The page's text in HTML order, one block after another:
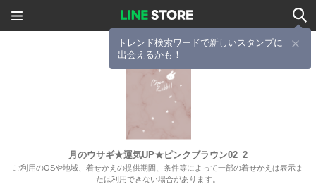
トレンド検索ワードで新しいスタンプに
出会えるかも！
月のウサギ★運気UP★ピンクブラウン02_2
ご利用のOSや地域、着せかえの提供期間、条件等によって一部の着せかえは表示ま
たは利用できない場合があります。